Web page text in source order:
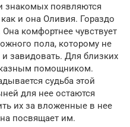
знакомых появляются
и она Оливия. Гораздо
комфортнее чувствует
пола, которому не
завидовать. Для близких
помощником.
судьба этой
для нее остаются
их за вложенные в нее
посвящает им.